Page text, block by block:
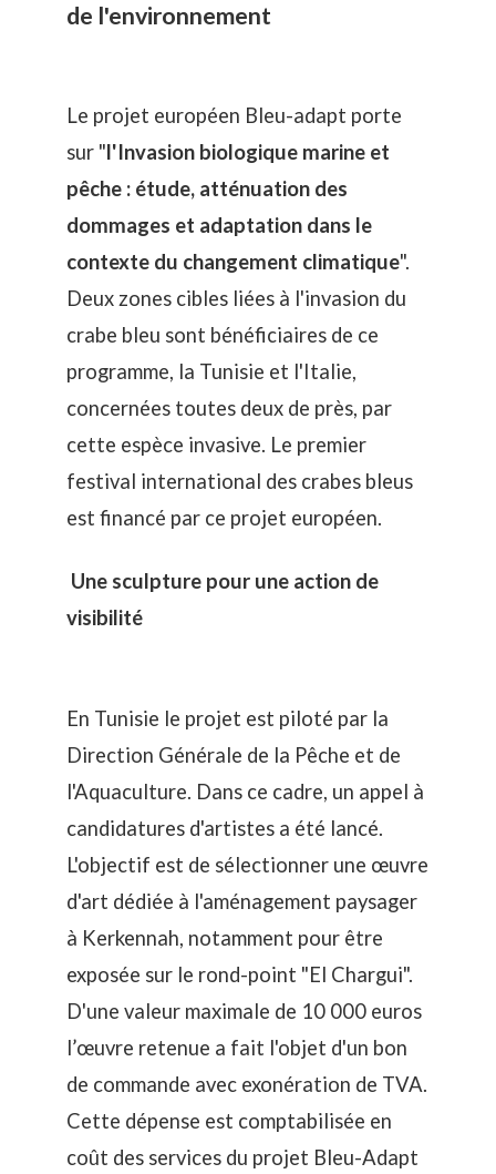
de l'environnement
Le projet européen Bleu-adapt porte
sur "l'Invasion biologique marine et
pêche : étude, atténuation des
dommages et adaptation dans le
contexte du changement climatique".
Deux zones cibles liées à l'invasion du
crabe bleu sont bénéficiaires de ce
programme, la Tunisie et l'Italie,
concernées toutes deux de près, par
cette espèce invasive. Le premier
festival international des crabes bleus
est financé par ce projet européen.
Une sculpture pour une action de
visibilité
En Tunisie le projet est piloté par la
Direction Générale de la Pêche et de
l'Aquaculture. Dans ce cadre, un appel à
candidatures d'artistes a été lancé.
L'objectif est de sélectionner une œuvre
d'art dédiée à l'aménagement paysager
à Kerkennah, notamment pour être
exposée sur le rond-point "El Chargui".
D'une valeur maximale de 10 000 euros
l’œuvre retenue a fait l'objet d'un bon
de commande avec exonération de TVA.
Cette dépense est comptabilisée en
coût des services du projet Bleu-Adapt